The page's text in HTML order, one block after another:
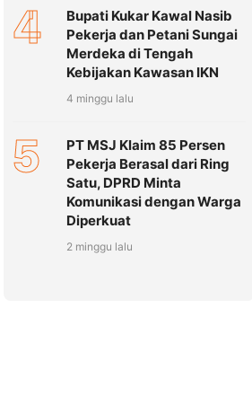
4
Bupati Kukar Kawal Nasib
Pekerja dan Petani Sungai
Merdeka di Tengah
Kebijakan Kawasan IKN
4 minggu lalu
5
PT MSJ Klaim 85 Persen
Pekerja Berasal dari Ring
Satu, DPRD Minta
Komunikasi dengan Warga
Diperkuat
2 minggu lalu